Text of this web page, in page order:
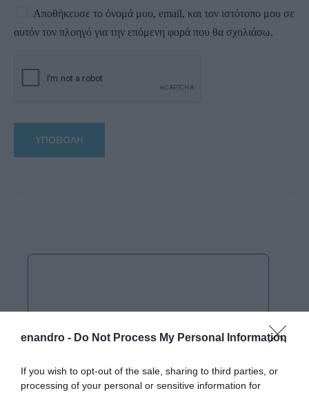
enandro - Do Not Process My Personal Information
If you wish to opt-out of the sale, sharing to third parties, or
processing of your personal or sensitive information for
Αποθήκευσε το όνομά μου, email, και τον ιστότοπο μου σε
αυτόν τον πλοηγό για την επόμενη φορά που θα σχολιάσω.